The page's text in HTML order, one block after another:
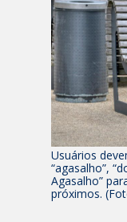
Usuários
“agasalho”,
Agasalho”
próximos.